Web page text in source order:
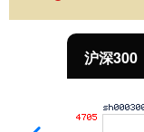
沪深300